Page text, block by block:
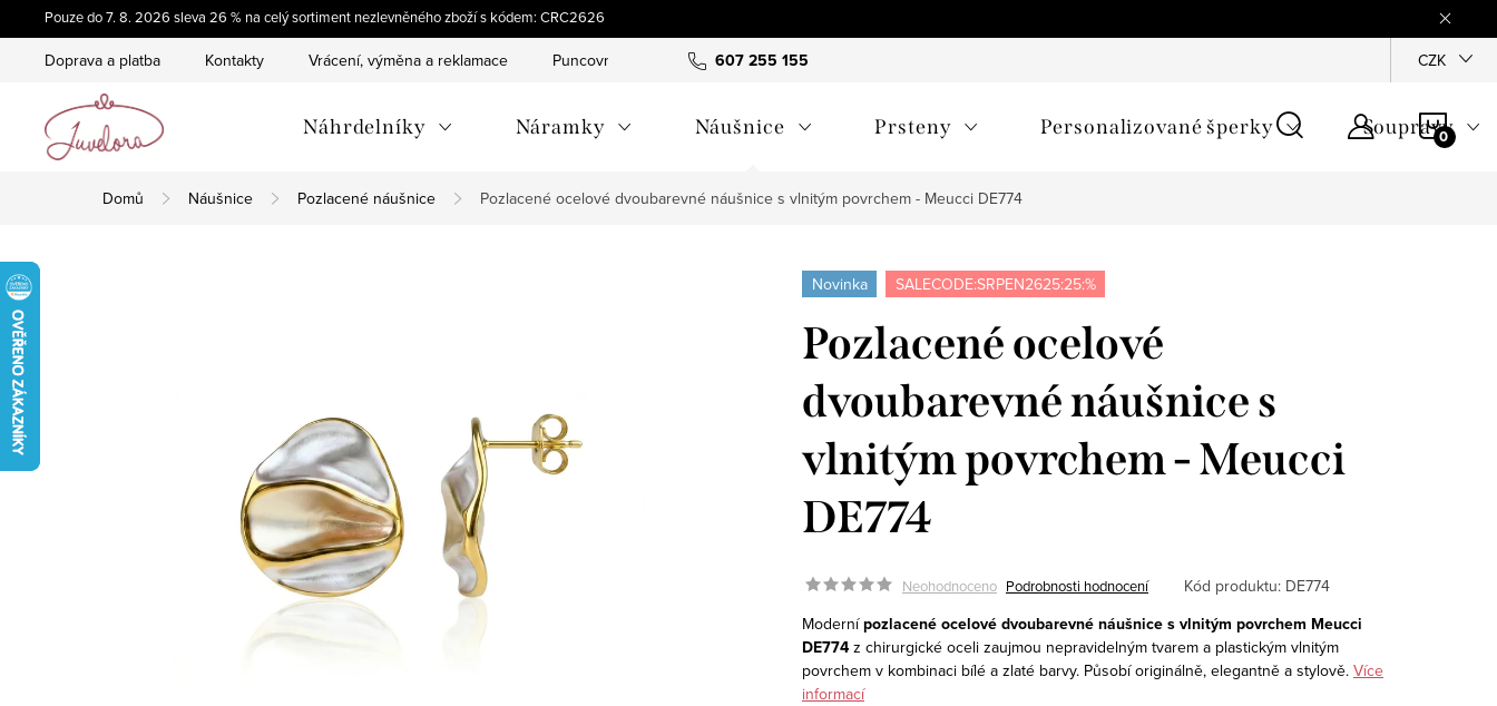
na
Pouze do 7. 8. 2026 sleva 26 % na celý sortiment nezlevněného zboží s kódem: CRC2626
607 255 155
Doprava a platba Kontakty Vrácení, výměna a reklamace Puncovní značky Hodnocení obchodu Jak
CZK
Náhrdelníky Náramky Náušnice Prsteny Personalizované šperky Soupravy
Domů Náušnice Pozlacené náušnice Pozlacené ocelové dvoubarevné náušnice s vlnitým povrchem - Meucci DE774
Novinka SALECODE:SRPEN2625:25:%
Pozlacené ocelové
dvoubarevné náušnice s
vlnitým povrchem - Meucci
DE774
Neohodnoceno Podrobnosti hodnocení Kód produktu: DE774
Modernípozlacené ocelové dvoubarevné náušnice s vlnitým povrchem Meucci
DE774 z chirurgické oceli zaujmou nepravidelným tvarem a plastickým vlnitým
povrchem v kombinaci bílé a zlaté barvy. Působí originálně, elegantně a stylově. Více
informací